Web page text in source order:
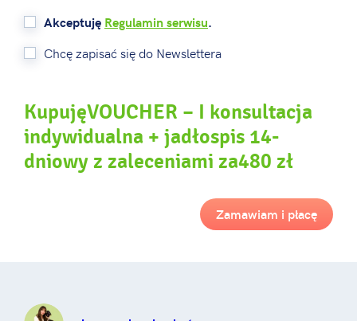
Akceptuję Regulamin serwisu.
Chcę zapisać się do Newslettera
KupujęVOUCHER – I konsultacja
indywidualna + jadłospis 14-
dniowy z zaleceniami za480 zł
Zamawiam i płacę